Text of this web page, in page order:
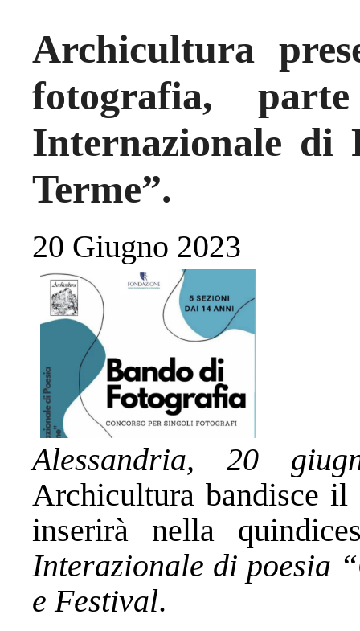
Archicultura
fotografia,
Internazionale di
Terme”.
20 Giugno 2023
Alessandria, 20
Archicultura bandisce
inserirà nella
Interazionale di poesia
e Festival.